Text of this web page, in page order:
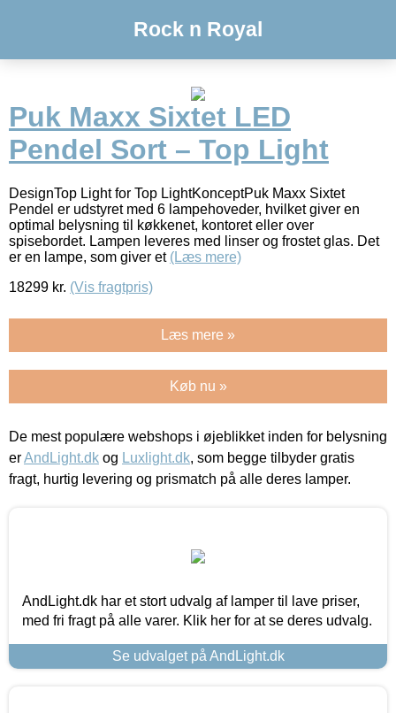
Rock n Royal
Puk Maxx Sixtet LED
Pendel Sort – Top Light
DesignTop Light for Top LightKonceptPuk Maxx Sixtet
Pendel er udstyret med 6 lampehoveder, hvilket giver en
optimal belysning til køkkenet, kontoret eller over
spisebordet. Lampen leveres med linser og frostet glas. Det
er en lampe, som giver et (Læs mere)
18299 kr. (Vis fragtpris)
Læs mere »
Køb nu »
De mest populære webshops i øjeblikket inden for belysning
erAndLight.dk og Luxlight.dk, som begge tilbyder gratis
fragt, hurtig levering og prismatch på alle deres lamper.
AndLight.dk har et stort udvalg af lamper til lave priser,
med fri fragt på alle varer. Klik her for at se deres udvalg.
Se udvalget på AndLight.dk